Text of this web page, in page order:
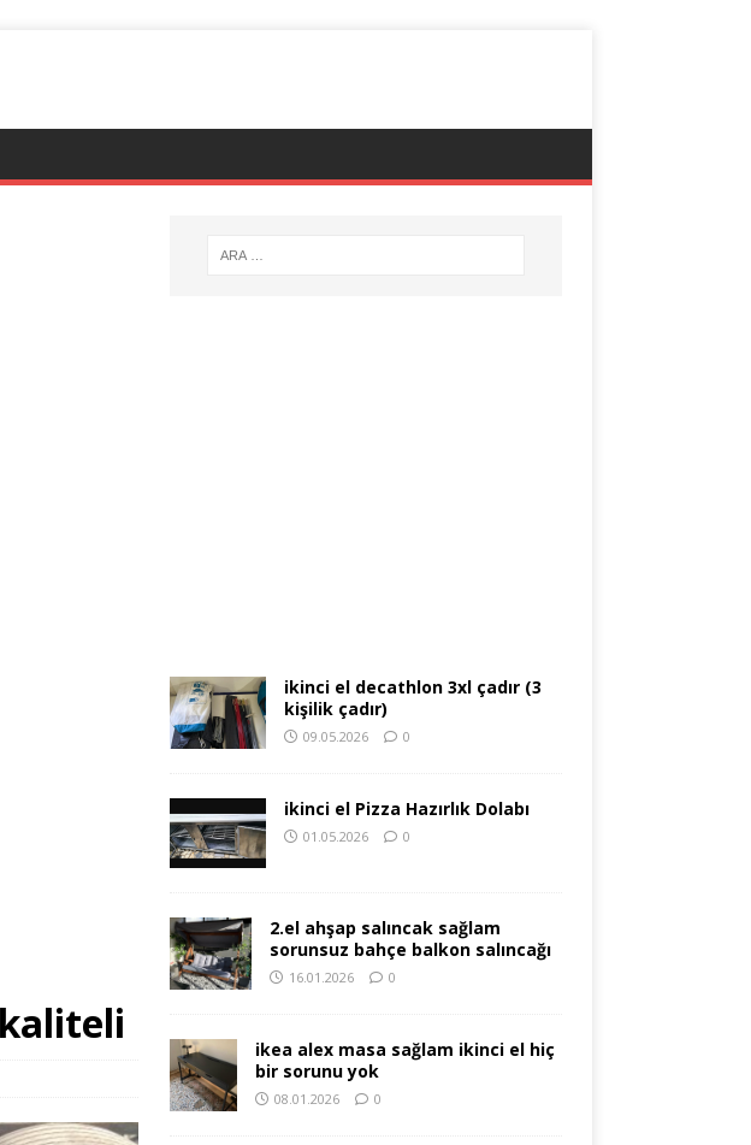
ikinci el decathlon 3xl çadır (3
kişilik çadır)
09.05.2026 0
ikinci el Pizza Hazırlık Dolabı
01.05.2026 0
2.el ahşap salıncak sağlam
sorunsuz bahçe balkon salıncağı
16.01.2026 0
ikea alex masa sağlam ikinci el hiç
bir sorunu yok
08.01.2026 0